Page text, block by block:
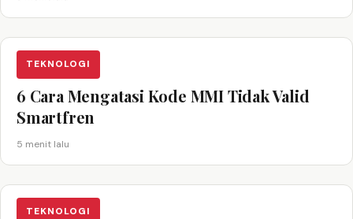
TEKNOLOGI
6 Cara Mengatasi Kode MMI Tidak Valid
Smartfren
5 menit lalu
TEKNOLOGI